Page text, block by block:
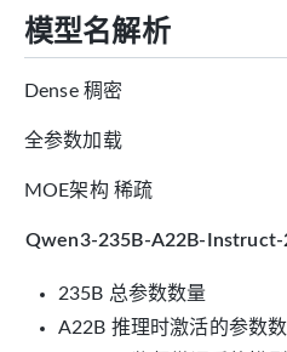
模型名解析
Dense 稠密
全参数加载
MOE架构 稀疏
Qwen3-235B-A22B-Instruct-
235B 总参数数量
A22B 推理时激活的参数